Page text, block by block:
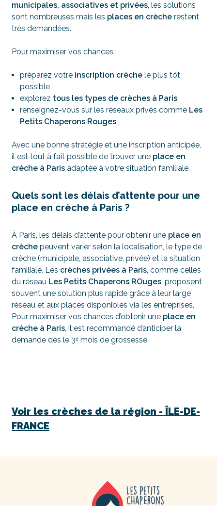
municipales, associatives et privées, les solutions
sont nombreuses mais les places en crèche restent
très demandées.
Pour maximiser vos chances :
préparez votre inscription crèche le plus tôt
possible
explorez tous les types de crèches à Paris
renseignez-vous sur les réseaux privés comme Les
Petits Chaperons Rouges
Avec une bonne stratégie et une inscription anticipée,
il est tout à fait possible de trouver une place en
crèche à Paris adaptée à votre situation familiale.
Quels sont les délais d’attente pour une
place en crèche à Paris ?
À Paris, les délais d’attente pour obtenir une place en
crèche peuvent varier selon la localisation, le type de
crèche (municipale, associative, privée) et la situation
familiale. Les crèches privées à Paris, comme celles
du réseau Les Petits Chaperons ROuges, proposent
souvent une solution plus rapide grâce à leur large
réseau et aux places disponibles via les entreprises.
Pour maximiser vos chances d’obtenir une place en
crèche à Paris, il est recommandé d’anticiper la
demande dès le 3ᵉ mois de grossesse.
Voir les crèches de la région - ÎLE-DE-
FRANCE